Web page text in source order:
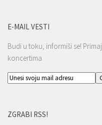
E-MAIL VESTI
Budi u toku, informiši se! Primaj
koncertima
ZGRABI RSS!